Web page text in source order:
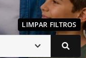
LIMPAR FILTROS